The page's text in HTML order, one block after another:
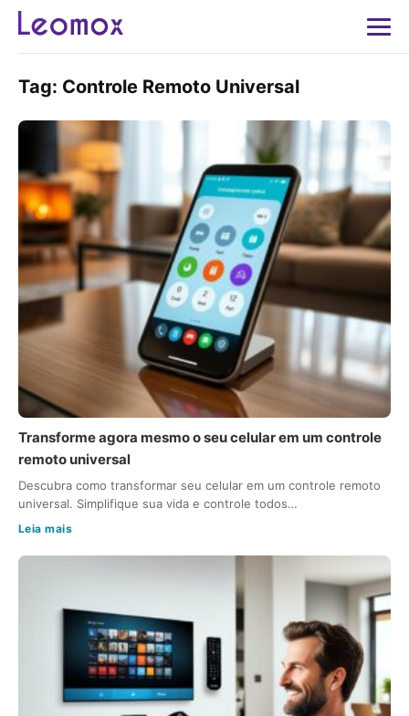
Tag: Controle Remoto Universal
Transforme agora mesmo o seu celular em um controle
remoto universal
Descubra como transformar seu celular em um controle remoto
universal. Simplifique sua vida e controle todos…
Leia mais